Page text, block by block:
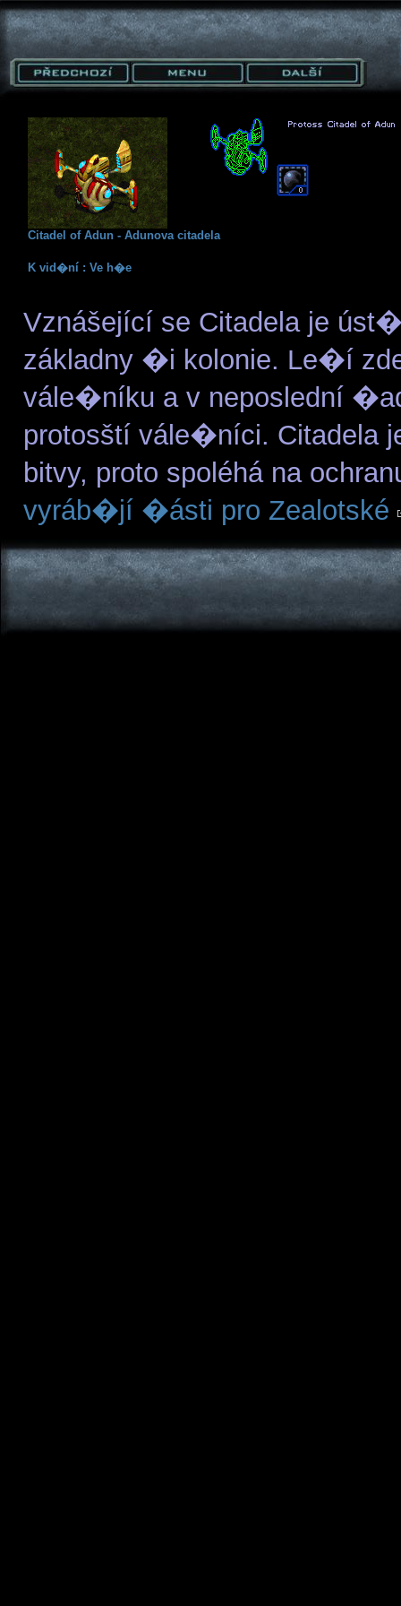
Citadel of Adun - Adunova citadela
K vid�ní : Ve h�e
Vznášející se Citadela je
základny �i kolonie. Le�í
vále�níku a v neposlední
protosští vále�níci. Citadela
bitvy, proto spoléhá na
vyráb�jí �ásti pro Zealotské